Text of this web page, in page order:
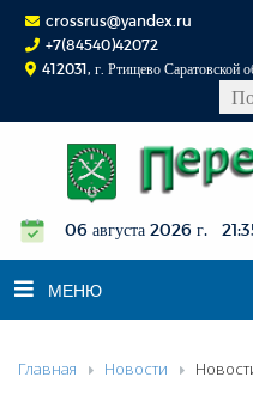
crossrus@yandex.ru
+7(84540)42072
412031, г. Ртищево Саратовской
06 августа 2026 г.
МЕНЮ
НОВОСТИ
Главная Новости